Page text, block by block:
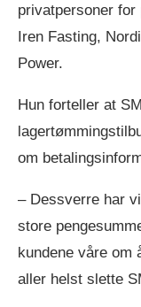
privatpersoner for
Iren Fasting,
Power.
Hun forteller at
om
– Dessverre har
store
kundene våre om
aller helst slette